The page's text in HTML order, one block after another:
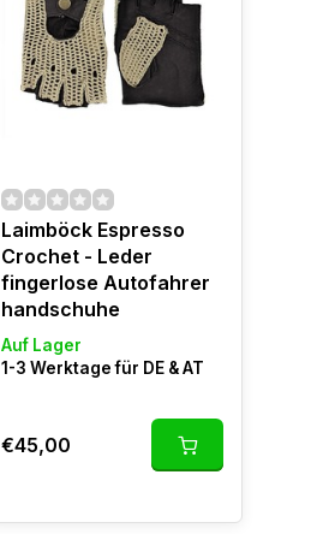
Laimböck Espresso
Crochet - Leder
fingerlose Autofahrer
handschuhe
Auf Lager
1-3 Werktage für DE & AT
€45,00